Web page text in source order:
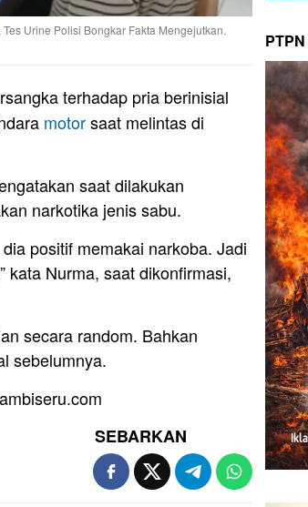
Urine Polisi Bongkar Fakta Mengejutkan.
terhadap pria berinisial
motorsaat melintas di
saat dilakukan
narkotika jenis sabu.
positif memakai narkoba. Jadi
kata Nurma, saat dikonfirmasi,
secara random. Bahkan
sebelumnya.
SEBARKAN